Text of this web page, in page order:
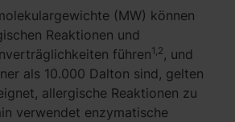
(MW) können
Reaktionen und
führen1,2 , und
als 10.000 Dalton sind, gelten
allergische Reaktionen zu
verwendet enzymatische